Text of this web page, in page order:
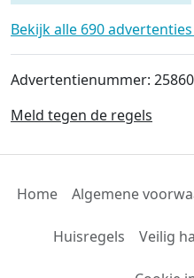
Bekijk alle 690
Advertentienummer:
Meld tegen de regels
Home Algemene
Huisregels Veilig